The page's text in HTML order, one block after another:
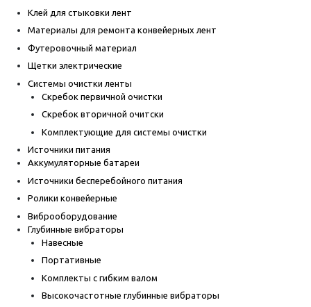
Клей для стыковки лент
Материалы для ремонта конвейерных лент
Футеровочный материал
Щетки электрические
Системы очистки ленты
Скребок первичной очистки
Скребок вторичной очитски
Комплектующие для системы очистки
Источники питания
Аккумуляторные батареи
Источники бесперебойного питания
Ролики конвейерные
Виброоборудование
Глубинные вибраторы
Навесные
Портативные
Комплекты с гибким валом
Высокочастотные глубинные вибраторы